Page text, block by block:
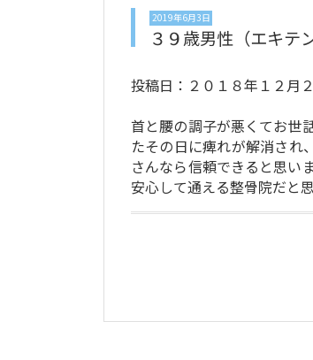
2019年6月3日
３９歳男性（エキテ
投稿日：２０１８年１２
首と腰の調子が悪くてお世
たその日に痺れが解消され
さんなら信頼できると思い
安心して通える整骨院だと